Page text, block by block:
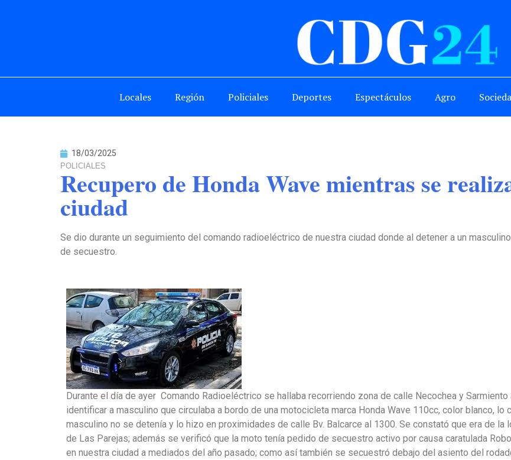
Locales Región Policiales Deportes Espectáculos Agro
18/03/2025
POLICIALES
Recupero de Honda Wave mientras se
ciudad
Se dio durante un seguimiento del comando radioeléctrico de nuestra ciudad donde al detener a un
de secuestro.
Durante el día de ayer Comando Radioeléctrico se hallaba recorriendo zona de calle Necochea y Sarmiento
identificar a masculino que circulaba a bordo de una motocicleta marca Honda Wave 110cc, color blanco, lo
masculino no se detenía y lo hizo en proximidades de calle Bv. Balcarce al 1300. Se constató que era de la
de Las Parejas; además se verificó que la moto tenía pedido de secuestro activo por causa caratulada
en nuestra ciudad a mediados del año pasado; como así también se secuestró debajo del asiento del